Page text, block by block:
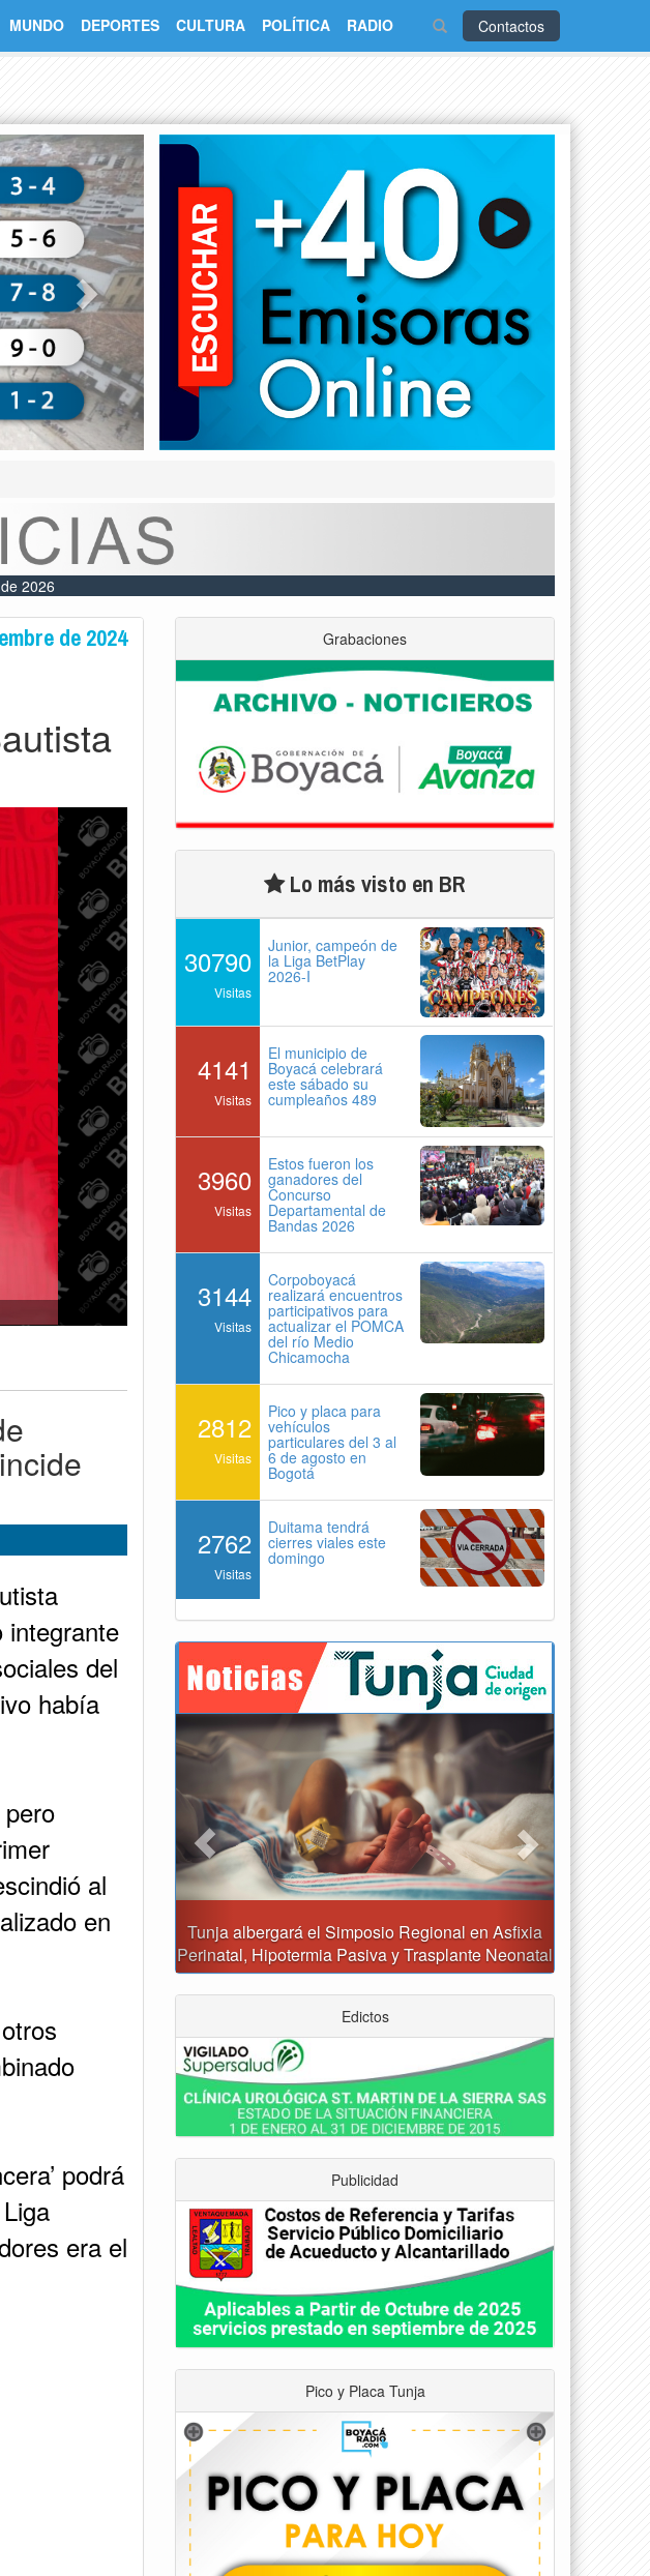
Contactos
MUNDO DEPORTES CULTURA POLÍTICA RADIO
Next
2026
de 2024
integrante
del
había
al
en
podrá
era el
Grabaciones
Lo más visto en BR
30790
Visitas
Junior, campeón de
la Liga BetPlay
2026-I
4141
Visitas
El municipio de
Boyacá celebrará
este sábado su
cumpleaños 489
3960
Visitas
Estos fueron los
ganadores del
Concurso
Departamental de
Bandas 2026
3144
Visitas
Corpoboyacá
realizará encuentros
participativos para
actualizar el POMCA
del río Medio
Chicamocha
2812
Visitas
Pico y placa para
vehículos
particulares del 3 al
6 de agosto en
Bogotá
2762
Visitas
Duitama tendrá
cierres viales este
domingo
Reporte del tiempo en Boyacá para el sábado
Previous Next
Edictos
Publicidad
Pico y Placa Tunja